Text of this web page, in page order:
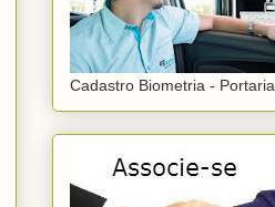
Cadastro Biometria - Portaria